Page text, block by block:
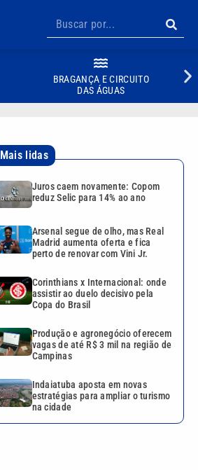
BRAGANÇA E CIRCUITO
DAS ÁGUAS
Mais lidas
Juros caem novamente: Copom
reduz Selic para 14% ao ano
Arsenal segue de olho, mas Real
Madrid aumenta oferta e fica
perto de renovar com Vini Jr.
Corinthians x Internacional: onde
assistir ao duelo decisivo pela
Copa do Brasil
Produção e agronegócio oferecem
vagas de até R$ 3 mil na região de
Campinas
Indaiatuba aposta em novas
estratégias para ampliar o turismo
na cidade